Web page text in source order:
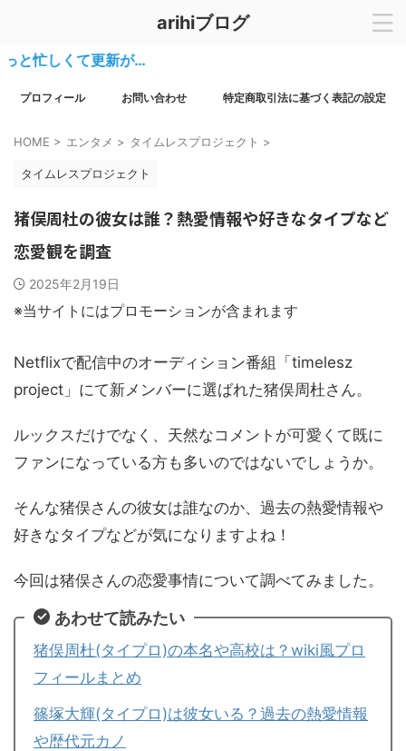
arihiブログ
しくて更新が…
プロフィール お問い合わせ 特定商取引法に基づく表記の設定
HOME > エンタメ > タイムレスプロジェクト >
タイムレスプロジェクト
猪俣周杜の彼女は誰？熱愛情報や好きなタイプなど
恋愛観を調査
2025年2月19日
※当サイトにはプロモーションが含まれます
Netflixで配信中のオーディション番組「timelesz
project」にて新メンバーに選ばれた猪俣周杜さん。
ルックスだけでなく、天然なコメントが可愛くて既に
ファンになっている方も多いのではないでしょうか。
そんな猪俣さんの彼女は誰なのか、過去の熱愛情報や
好きなタイプなどが気になりますよね！
今回は猪俣さんの恋愛事情について調べてみました。
あわせて読みたい
猪俣周杜(タイプロ)の本名や高校は？wiki風プロ
フィールまとめ
篠塚大輝(タイプロ)は彼女いる？過去の熱愛情報
や歴代元カノ